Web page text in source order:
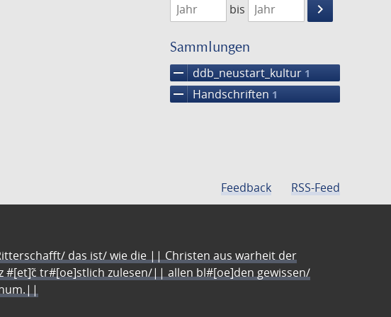
bis
keyboard_arrow_right
Suche
Sammlungen
remove ddb_neustart_kultur 1
remove Handschriften 1
Feedback RSS-Feed
das ist/ wie die || Christen aus warheit der
tr#[oe]stlich zulesen/|| allen bl#[oe]den gewissen/